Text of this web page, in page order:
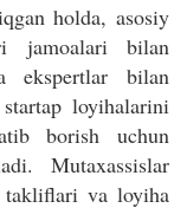
holda, asosiy
jamoalari bilan
ekspertlar bilan
loyihalarini
borish uchun
Mutaxassislar
takliflari va loyiha